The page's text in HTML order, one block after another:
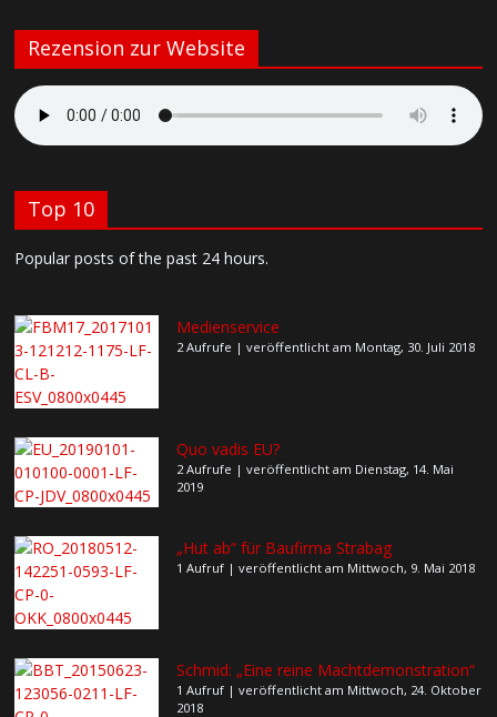
Rezension zur Website
Top 10
Popular posts of the past 24 hours.
Medienservice
2 Aufrufe |veröffentlicht am Montag, 30. Juli 2018
Quo vadis EU?
2 Aufrufe |veröffentlicht am Dienstag, 14. Mai
2019
„Hut ab“ für Baufirma Strabag
1 Aufruf |veröffentlicht am Mittwoch, 9. Mai 2018
Schmid: „Eine reine Machtdemonstration“
1 Aufruf |veröffentlicht am Mittwoch, 24. Oktober
2018